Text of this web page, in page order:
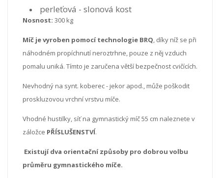
perleťová - slonová kost
Nosnost: 300 kg
Míč je vyroben pomocí technologie BRQ, díky níž se při
náhodném propíchnutí neroztrhne, pouze z něj vzduch
pomalu uniká. Tímto je zaručena větší bezpečnost cvičících.
Nevhodný na synt. koberec - jekor apod., může poškodit
proskluzovou vrchní vrstvu míče.
Vhodné hustilky, síť na gymnastický míč 55 cm naleznete v
záložce PŘÍSLUŠENSTVÍ.
Existují dva orientační způsoby pro dobrou volbu
průměru gymnastického míče.